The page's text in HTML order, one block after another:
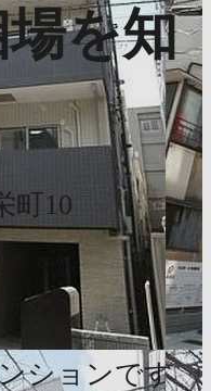
を知
町10
ションです